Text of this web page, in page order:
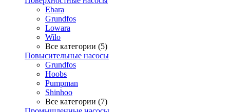
Ebara
Grundfos
Lowara
Wilo
Все категории (5)
Повысительные насосы
Grundfos
Hoobs
Pumpman
Shinhoo
Все категории (7)